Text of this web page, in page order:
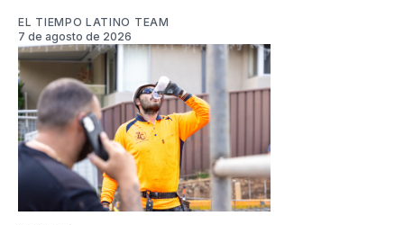
EL TIEMPO LATINO TEAM
7 de agosto de 2026